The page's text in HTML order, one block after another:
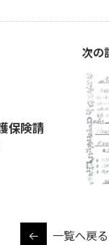
保険請
次の
一覧へ戻る